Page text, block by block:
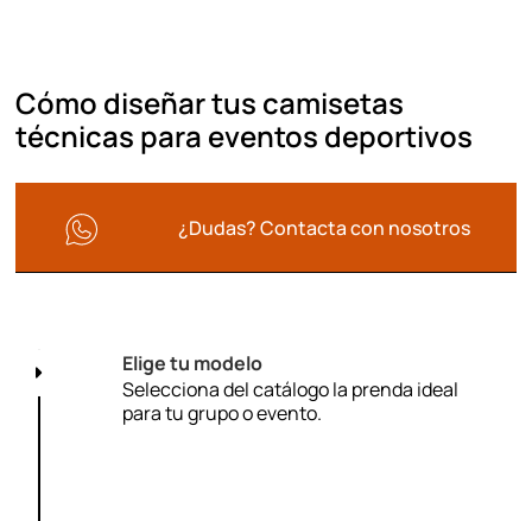
Cómo diseñar tus camisetas
técnicas para eventos deportivos
¿Dudas? Contacta con nosotros
Elige tu modelo
Selecciona del catálogo la prenda ideal
para tu grupo o evento.